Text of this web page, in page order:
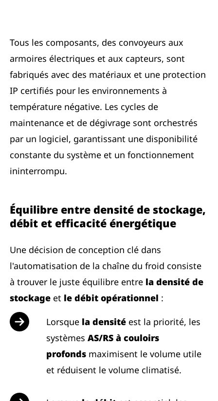
Tous les composants, des convoyeurs aux
armoires électriques et aux capteurs, sont
fabriqués avec des matériaux et une protection
IP certifiés pour les environnements à
température négative. Les cycles de
maintenance et de dégivrage sont orchestrés
par un logiciel, garantissant une disponibilité
constante du système et un fonctionnement
ininterrompu.
Équilibre entre densité de stockage,
débit et efficacité énergétique
Une décision de conception clé dans
l'automatisation de la chaîne du froid consiste
à trouver le juste équilibre entre la densité de
stockage et le débit opérationnel :
Lorsque la densité est la priorité, les
systèmes AS/RS à couloirs
profonds maximisent le volume utile
et réduisent le volume climatisé.